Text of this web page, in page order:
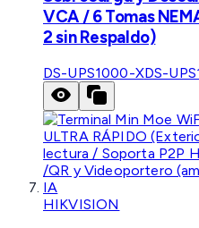
VCA / 6 Tomas
2 sin Respaldo)
DS-UPS1000-XDS-
HIKVISION